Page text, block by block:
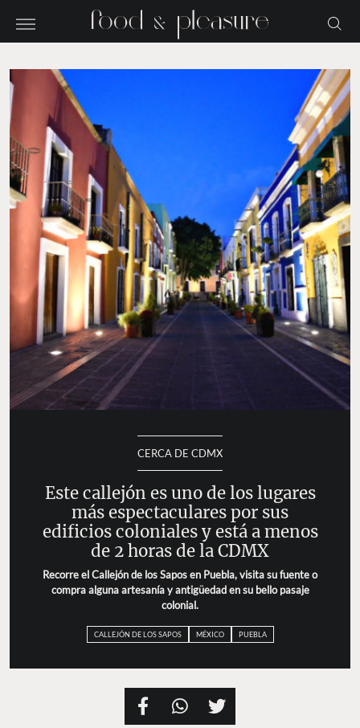
CERCA DE CDMX
Este callejón es uno de los lugares
más espectaculares por sus
edificios coloniales y está a menos
de 2 horas de la CDMX
Recorre el Callejón de los Sapos en Puebla, visita su fuente o
compra alguna artesanía y antigüedad en su bello pasaje
colonial.
CALLEJÓN DE LOS SAPOS MÉXICO PUEBLA